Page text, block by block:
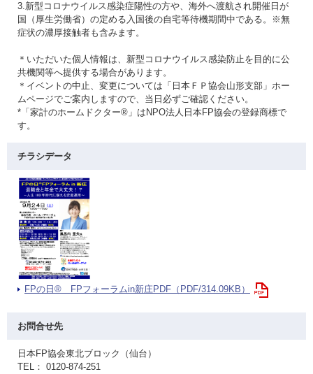
3.新型コロナウイルス感染症陽性の方や、海外へ渡航され開催日が
国（厚生労働省）の定める入国後の自宅等待機期間中である。※無
症状の濃厚接触者も含みます。
＊いただいた個人情報は、新型コロナウイルス感染防止を目的に公
共機関等へ提供する場合があります。
＊イベントの中止、変更については「日本ＦＰ協会山形支部」ホー
ムページでご案内しますので、当日必ずご確認ください。
*「家計のホームドクター®」はNPO法人日本FP協会の登録商標で
す。
チラシデータ
FPの日® FPフォーラムin新庄PDF（PDF/314.09KB）
お問合せ先
日本FP協会東北ブロック（仙台）
TEL： 0120-874-251